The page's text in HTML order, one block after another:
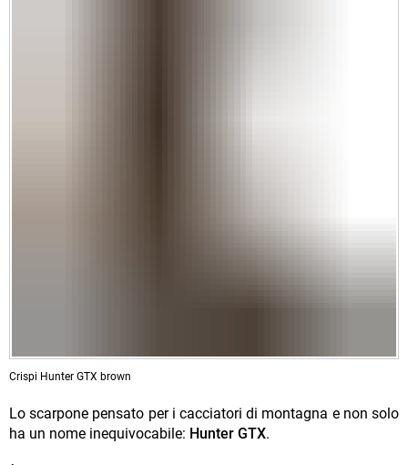
Crispi Hunter GTX brown
Lo scarpone pensato per i cacciatori di montagna e non solo
ha un nome inequivocabile: Hunter GTX.